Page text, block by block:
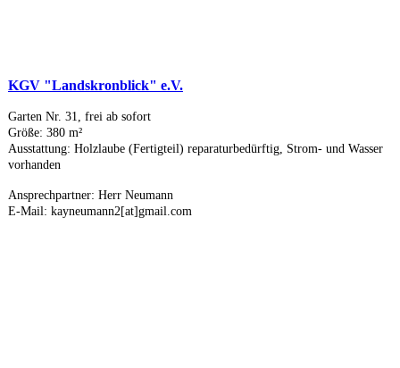
KGV "Landskronblick" e.V.
Garten Nr. 31, frei ab sofort
Größe: 380 m²
Ausstattung: Holzlaube (Fertigteil) reparaturbedürftig, Strom- und Wasser
vorhanden
Ansprechpartner: Herr Neumann
E-Mail: kayneumann2[at]gmail.com